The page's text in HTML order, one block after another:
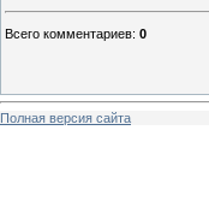
Всего комментариев: 0
Полная версия сайта